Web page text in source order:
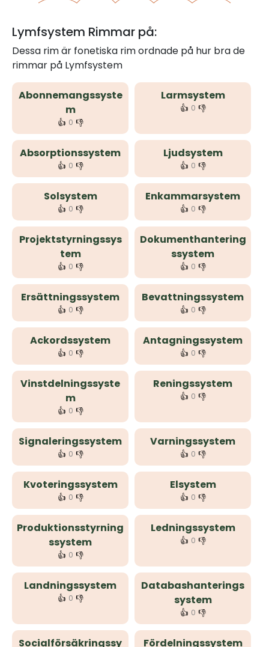
Lymfsystem Rimmar på:
Dessa rim är fonetiska rim ordnade på hur bra de
rimmar på Lymfsystem
Abonnemangssyste
m
👍 0 👎
Larmsystem
👍 0 👎
Absorptionssystem
👍 0 👎
Ljudsystem
👍 0 👎
Solsystem
👍 0 👎
Enkammarsystem
👍 0 👎
Projektstyrningssys
tem
👍 0 👎
Dokumenthantering
ssystem
👍 0 👎
Ersättningssystem
👍 0 👎
Bevattningssystem
👍 0 👎
Ackordssystem
👍 0 👎
Antagningssystem
👍 0 👎
Vinstdelningssyste
m
👍 0 👎
Reningssystem
👍 0 👎
Signaleringssystem
👍 0 👎
Varningssystem
👍 0 👎
Kvoteringssystem
👍 0 👎
Elsystem
👍 0 👎
Produktionsstyrning
ssystem
👍 0 👎
Ledningssystem
👍 0 👎
Landningssystem
👍 0 👎
Databashanterings
system
👍 0 👎
Socialförsäkringssy Fördelningssystem